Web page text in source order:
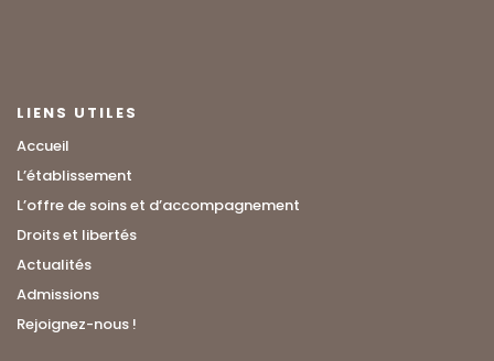
LIENS UTILES
Accueil
L’établissement
L’offre de soins et d’accompagnement
Droits et libertés
Actualités
Admissions
Rejoignez-nous !